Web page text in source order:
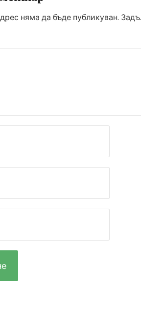
няма да бъде публикуван.